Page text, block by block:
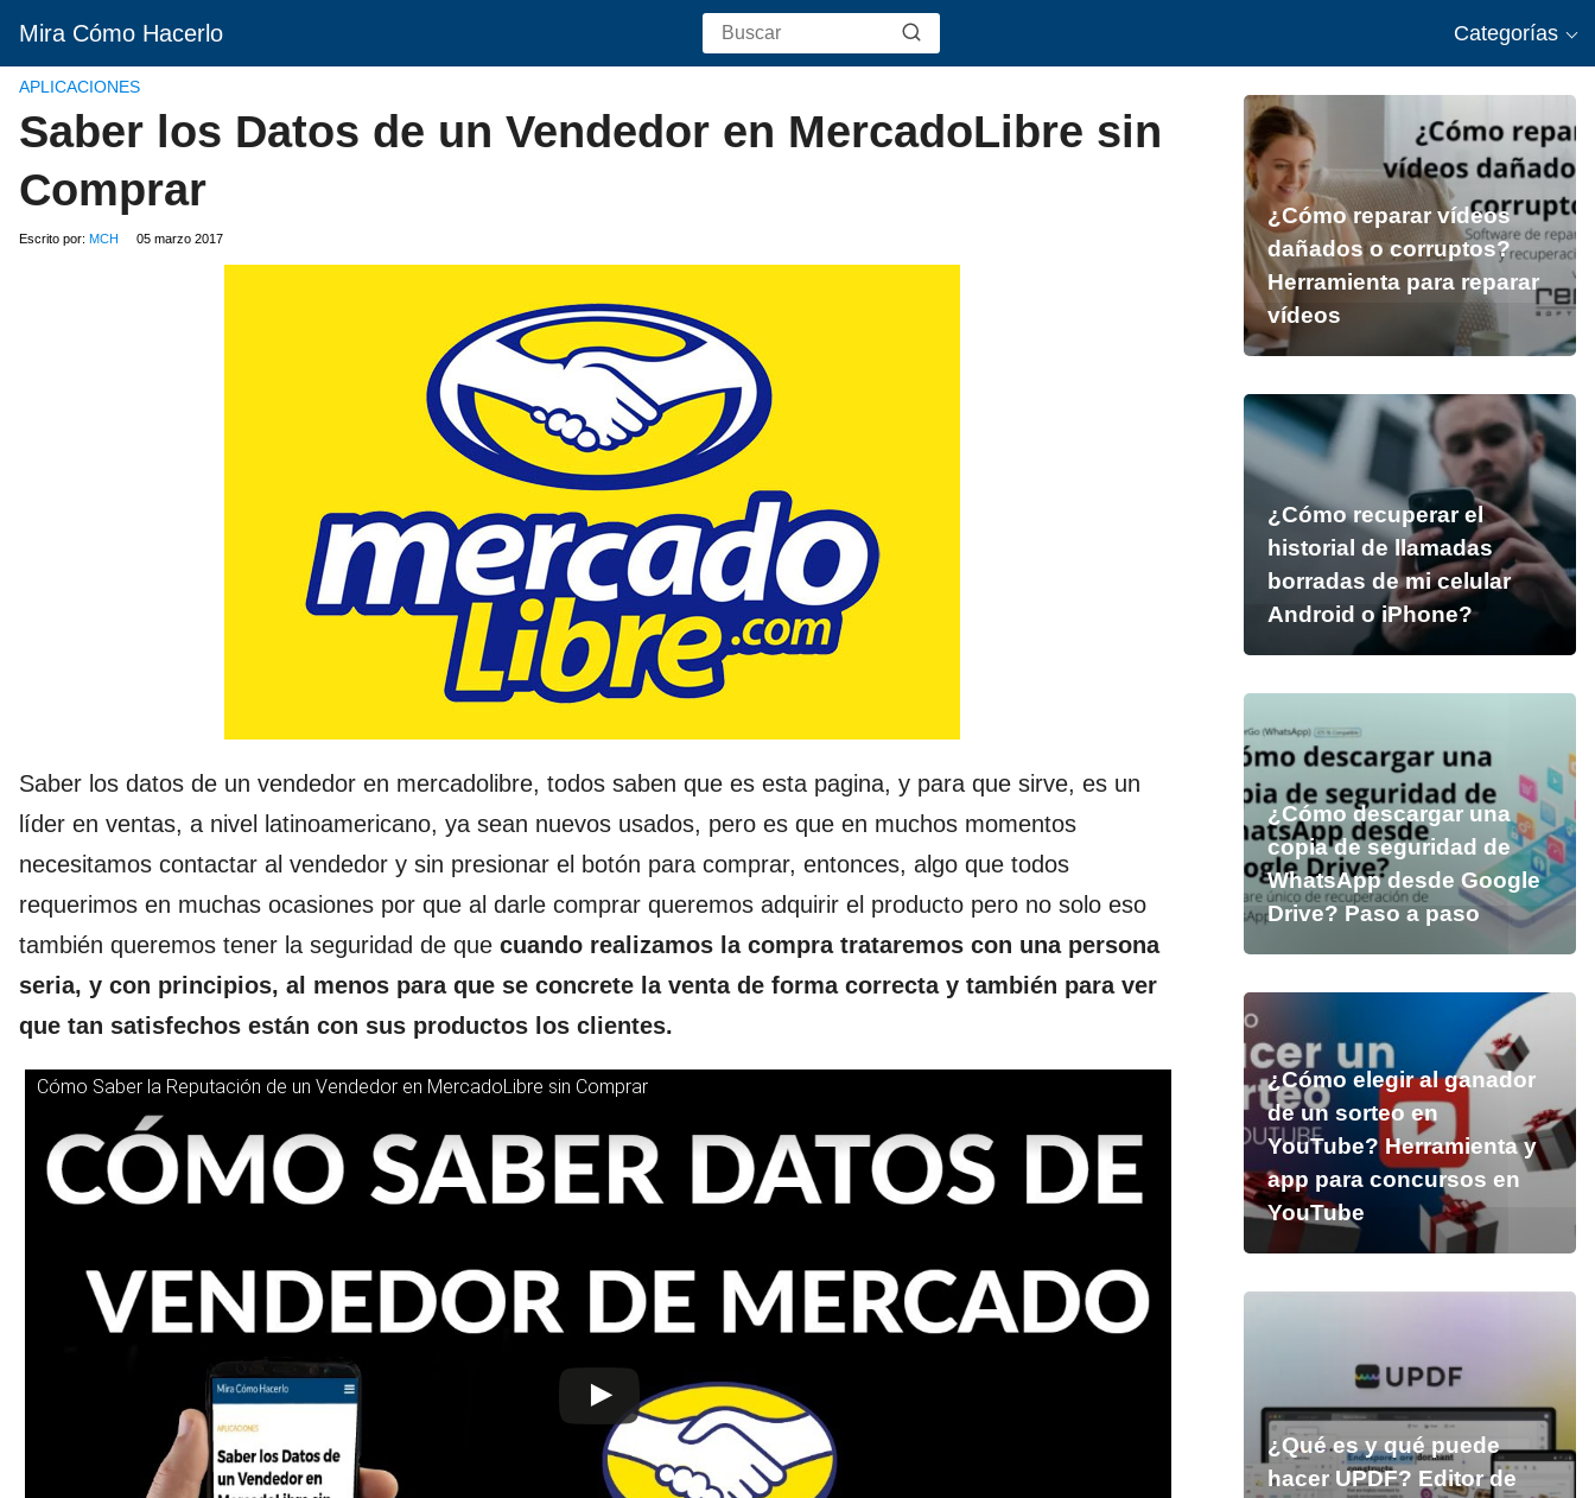
Mira Cómo Hacerlo Categorías
APLICACIONES
Saber los Datos de un Vendedor en MercadoLibre sin
Comprar
Escrito por: MCH 05 marzo 2017
Saber los datos de un vendedor en mercadolibre, todos saben que es esta pagina, y para que sirve, es un
líder en ventas, a nivel latinoamericano, ya sean nuevos usados, pero es que en muchos momentos
necesitamos contactar al vendedor y sin presionar el botón para comprar, entonces, algo que todos
requerimos en muchas ocasiones por que al darle comprar queremos adquirir el producto pero no solo eso
también queremos tener la seguridad de que cuando realizamos la compra trataremos con una persona
seria, y con principios, al menos para que se concrete la venta de forma correcta y también para ver
que tan satisfechos están con sus productos los clientes.
Cómo Saber la Reputación de un Vendedor en MercadoLibre sin Comprar
¿Cómo reparar vídeos
dañados o corruptos?
Herramienta para reparar
vídeos
¿Cómo recuperar el
historial de llamadas
borradas de mi celular
Android o iPhone?
¿Cómo descargar una
copia de seguridad de
WhatsApp desde Google
Drive? Paso a paso
¿Cómo elegir al ganador
de un sorteo en
YouTube? Herramienta y
app para concursos en
YouTube
¿Qué es y qué puede
hacer UPDF? Editor de